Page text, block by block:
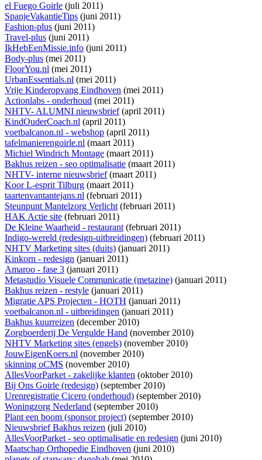
el Fuego Goirle (juli 2011)
SpanjeVakantieTips (juni 2011)
Fashion-plus (juni 2011)
Travel-plus (juni 2011)
IkHebEenMissie.info (juni 2011)
Body-plus (mei 2011)
FloorYou.nl (mei 2011)
UrbanEssentials.nl (mei 2011)
Vrije Kinderopvang Eindhoven (mei 2011)
Actionlabs - onderhoud (mei 2011)
NHTV- ALUMNI nieuwsbrief(april 2011)
KindOuderCoach.nl (april 2011)
voetbalcanon.nl - webshop (april 2011)
tafelmanierengoirle.nl (maart 2011)
Michiel Windrich Montage (maart 2011)
Bakhus reizen - seo optimalisatie (maart 2011)
NHTV- interne nieuwsbrief(maart 2011)
Koor L-esprit Tilburg (maart 2011)
taartenvantantejans.nl (februari 2011)
Steunpunt Mantelzorg Verlicht(februari 2011)
HAK Actie site (februari 2011)
De Kleine Waarheid - restaurant(februari 2011)
Indigo-wereld (redesign-uitbreidingen) (februari 2011)
NHTV Marketing sites (duits) (januari 2011)
Kinkorn - redesign (januari 2011)
Amaroo - fase 3 (januari 2011)
Metastudio Visuele Communicatie (metazine) (januari 2011)
Bakhus reizen - restyle (januari 2011)
Migratie APS Projecten - HOTH (januari 2011)
voetbalcanon.nl - uitbreidingen (januari 2011)
Bakhus kuurreizen (december 2010)
Zorgboerderij De Vergulde Hand (november 2010)
NHTV Marketing sites (engels) (november 2010)
JouwEigenKoers.nl (november 2010)
skinning oCMS (november 2010)
AllesVoorParket - zakelijke klanten (oktober 2010)
Bij Ons Goirle (redesign) (september 2010)
Urenregistratie Cicero (onderhoud) (september 2010)
Woningzorg Nederland (september 2010)
Plant een boom (sponsor project) (september 2010)
Nieuwsbrief Bakhus reizen (juli 2010)
AllesVoorParket - seo optimalisatie en redesign (juni 2010)
Maatschap Orthopedie Eindhoven (juni 2010)